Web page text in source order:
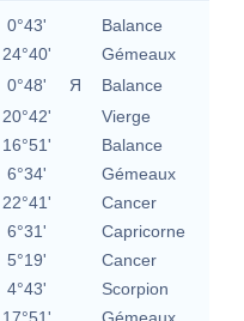
0°43'
Balance
24°40'
Gémeaux
0°48' Я
Balance
20°42'
Vierge
16°51'
Balance
6°34'
Gémeaux
22°41'
Cancer
6°31'
Capricorne
5°19'
Cancer
4°43'
Scorpion